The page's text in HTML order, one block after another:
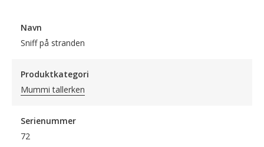
Navn
Sniff på stranden
Produktkategori
Mummi tallerken
Serienummer
72